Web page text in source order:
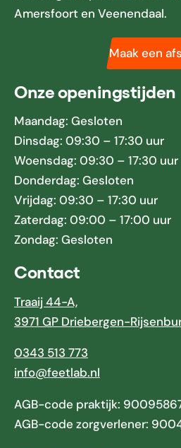
Amersfoort en Veenendaal.
Maak een
Onze openingstijden
Maandag: Gesloten
Dinsdag: 09:30 – 17:30 uur
Woensdag: 09:30 – 17:30 uur
Donderdag: Gesloten
Vrijdag: 09:30 – 17:30 uur
Zaterdag: 09:00 – 17:00 uur
Zondag: Gesloten
Contact
Traaij 44-A,
3971 GP Driebergen-
0343 513 773
info@feetlab.nl
AGB-code praktijk:
AGB-code zorgverlener: